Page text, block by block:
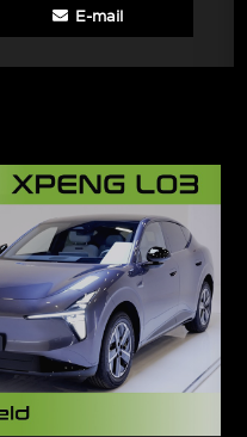
E-mail